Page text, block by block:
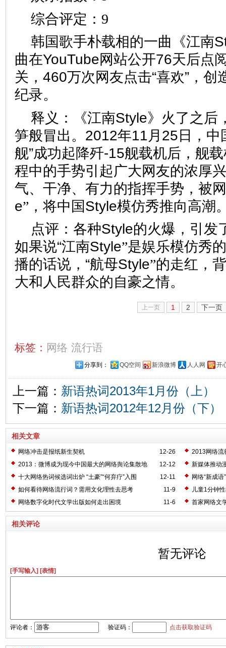
综合评定：9
韩国歌手朴载相的一曲《江南
曲在YouTube网站公开76天后点
关，460万次网友点击“喜欢”，创
纪录。
释义：《江南Style》火了之后
笋般冒出。2012年11月25日，中
舰”成功起降歼-15舰载机后，舰
程中的手势引起广大网友的浓厚
气、干净、有力的指挥手势，被
e” ，将中国Style模仿秀推向
点评：各种Style的火爆，引发
如果说“江南Style”是娱乐模仿秀
播的话说，“航母Style”的走红，
大和人民群众的自豪之情。
上一页 1 2 下一页
标签： 网络 流行语
分享到： QQ空间 新浪微博 人人网 开
上一篇： 新语热词2013年1月份（上）
下一篇： 新语热词2012年12月份（下）
相关文章
12-26
网络冲击是报纸新生契机
2013网络流
12-12
2013：微博成为现今中国最大的网络舆论集散地
新媒体推动
12-11
十大网络热词候选词出炉 “土豪”“何弃疗”入围
网络“新成
11-9
如何看待网络流行词？需用文化理性去思考
儿童1分钟
11-6
网络数字化时代文学出版如何走出困境 首家网络文
相关评论
暂无评论
[手写输入] [表情]
评论者： 验证码： 点击获取验证码